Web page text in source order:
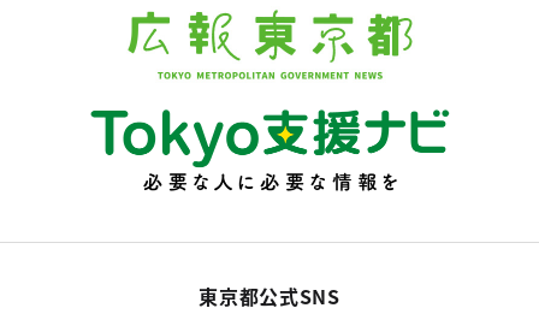
東京都公式SNS